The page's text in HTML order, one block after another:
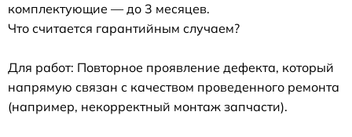
комплектующие — до 3 месяцев.
Что считается гарантийным случаем?
Для работ: Повторное проявление дефекта, который
напрямую связан с качеством проведенного ремонта
(например, некорректный монтаж запчасти).